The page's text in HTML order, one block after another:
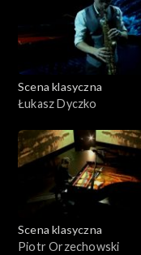
Scena klasyczna
Łukasz Dyczko
Scena klasyczna
Piotr Orzechowski